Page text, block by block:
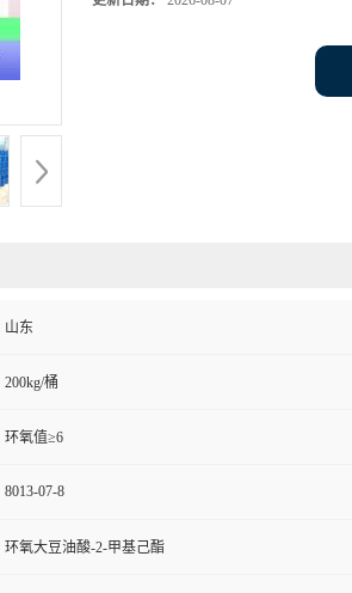
山东
200kg/桶
环氧值≥6
8013-07-8
环氧大豆油酸-2-甲基己酯